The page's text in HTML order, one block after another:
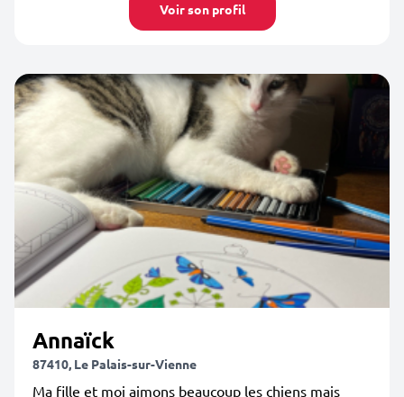
Voir son profil
Annaïck
87410, Le Palais-sur-Vienne
Ma fille et moi aimons beaucoup les chiens mais